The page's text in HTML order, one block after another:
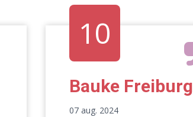
10
Bauke Freiburg
07 aug. 2024